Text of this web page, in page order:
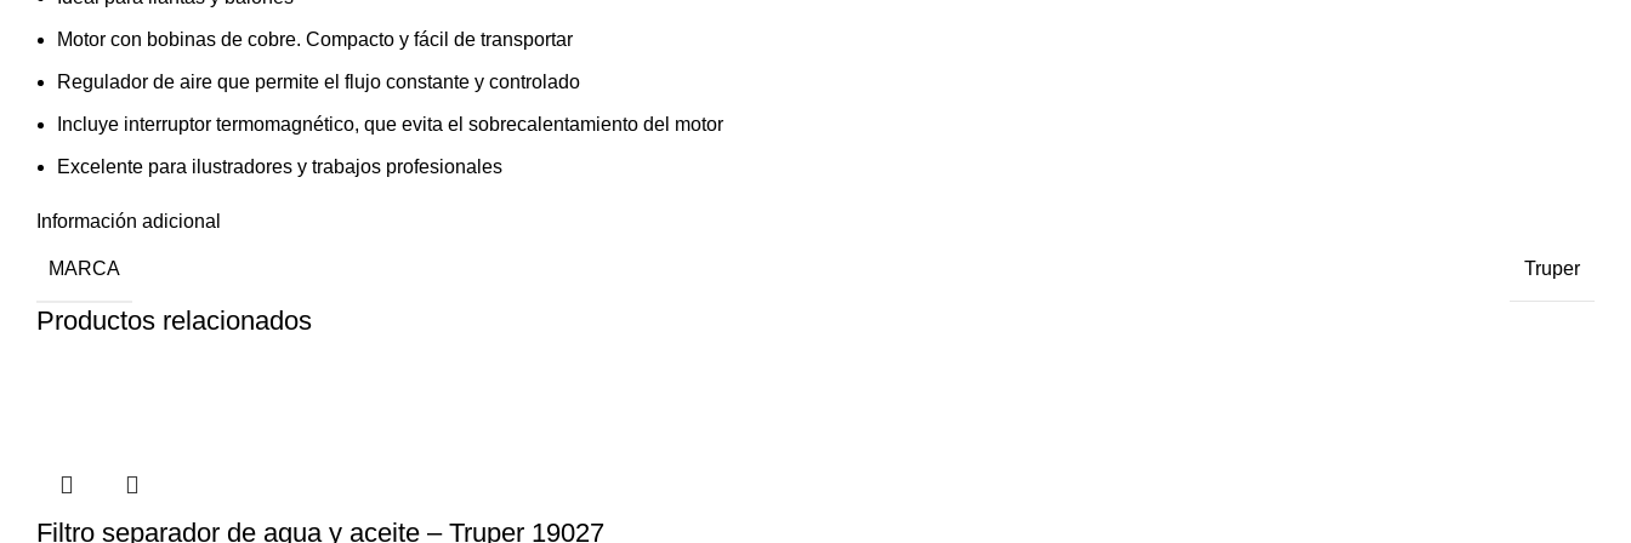
Motor con bobinas de cobre. Compacto y fácil de transportar
Regulador de aire que permite el flujo constante y controlado
Incluye interruptor termomagnético, que evita el sobrecalentamiento del motor
Excelente para ilustradores y trabajos profesionales
Información adicional
MARCA Truper
Productos relacionados
Filtro separador de agua y aceite – Truper 19027